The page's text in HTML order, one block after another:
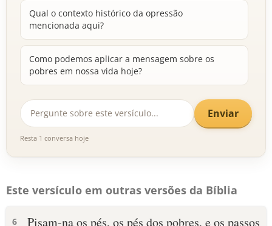
Qual o contexto histórico da opressão
mencionada aqui?
Como podemos aplicar a mensagem sobre os
pobres em nossa vida hoje?
Enviar
Resta 1 conversa hoje
Este versículo em outras versões da Bíblia
6
Pisam-na os pés, os pés dos pobres, e os passos